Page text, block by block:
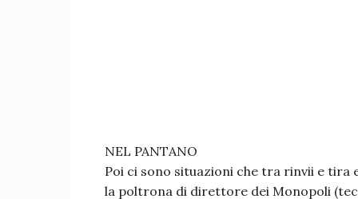
NEL PANTANO
Poi ci sono situazioni che tra rinvii e tira
la poltrona di direttore dei Monopoli